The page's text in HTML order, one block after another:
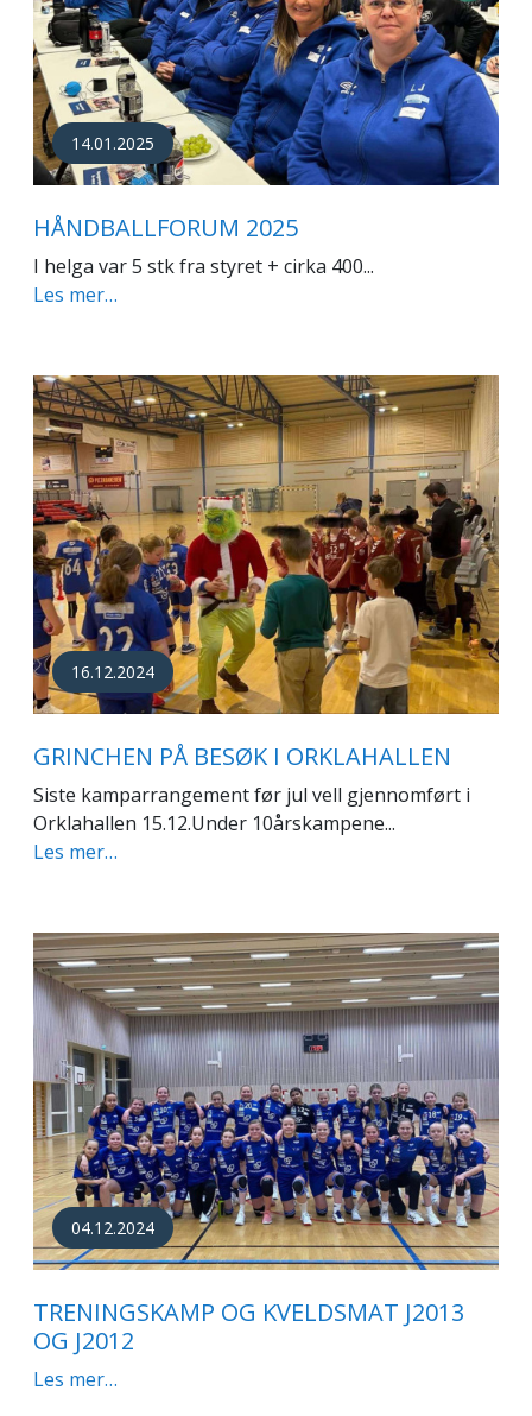
14.01.2025
HÅNDBALLFORUM 2025
I helga var 5 stk fra styret + cirka 400...
Les mer…
16.12.2024
GRINCHEN PÅ BESØK I ORKLAHALLEN
Siste kamparrangement før jul vell gjennomført i
Orklahallen 15.12.Under 10årskampene...
Les mer…
04.12.2024
TRENINGSKAMP OG KVELDSMAT J2013
OG J2012
Les mer…